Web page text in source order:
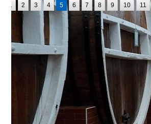
1 2 3 4 5 6 7 8 9 10 11